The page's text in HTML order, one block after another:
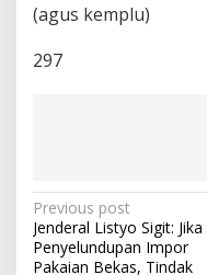
(agus kemplu)
297
P
o
Previous post
Jenderal Listyo Sigit: Jika
Penyelundupan Impor
Pakaian Bekas, Tindak